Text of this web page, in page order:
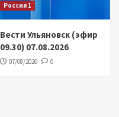
Россия 1
Вести Ульяновск (эфир
09.30) 07.08.2026
07/08/2026 0